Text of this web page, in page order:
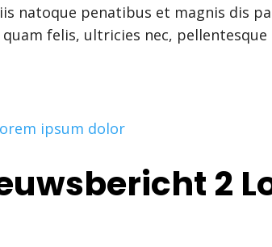
natoque penatibus et magnis dis
felis, ultricies nec,
2